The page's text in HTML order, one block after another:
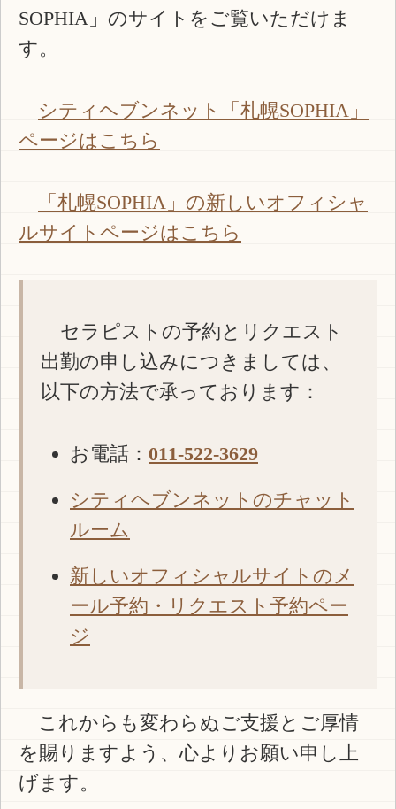
SOPHIA」のサイトをご覧いただけま
す。
シティヘブンネット「札幌SOPHIA」
ページはこちら
「札幌SOPHIA」の新しいオフィシャ
ルサイトページはこちら
セラピストの予約とリクエスト
出勤の申し込みにつきましては、
以下の方法で承っております：
お電話： 011-522-3629
シティヘブンネットのチャット
ルーム
新しいオフィシャルサイトのメ
ール予約・リクエスト予約ペー
ジ
これからも変わらぬご支援とご厚情
を賜りますよう、心よりお願い申し上
げます。